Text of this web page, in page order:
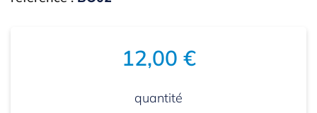
12,00 €
quantité